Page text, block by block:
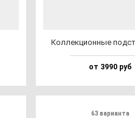
Кол­лек­ци­он­ные
от 3990 руб
63 варианта